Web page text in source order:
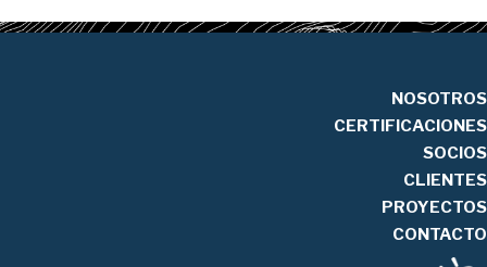
NOSOTROS
CERTIFICACIONES
SOCIOS
CLIENTES
PROYECTOS
CONTACTO